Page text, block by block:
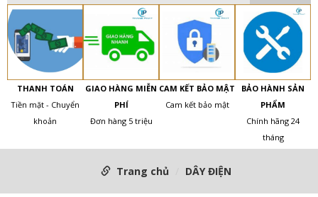
THANH TOÁN
Tiền mặt - Chuyển
khoản
GIAO HÀNG MIỄN
PHÍ
Đơn hàng 5 triệu
CAM KẾT BẢO MẬT
Cam kết bảo mật
BẢO HÀNH SẢN
PHẨM
Chính hãng 24
tháng
Trang chủ DÂY ĐIỆN